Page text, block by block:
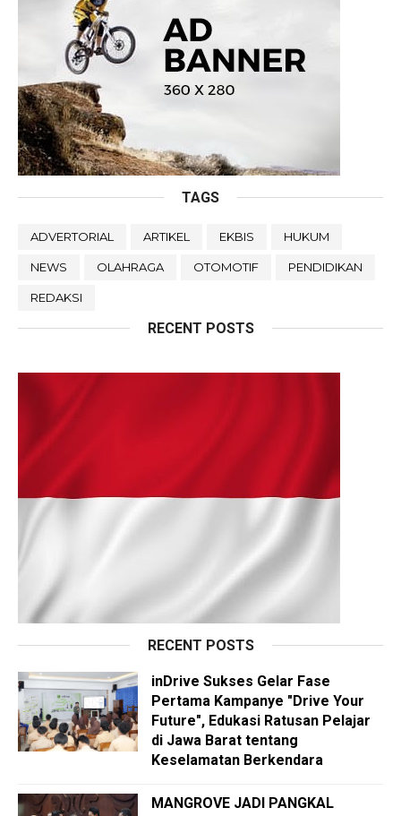
TAGS
ADVERTORIAL ARTIKEL EKBIS HUKUM
NEWS OLAHRAGA OTOMOTIF PENDIDIKAN
REDAKSI
RECENT POSTS
RECENT POSTS
inDrive Sukses Gelar Fase
Pertama Kampanye "Drive Your
Future", Edukasi Ratusan Pelajar
di Jawa Barat tentang
Keselamatan Berkendara
MANGROVE JADI PANGKAL